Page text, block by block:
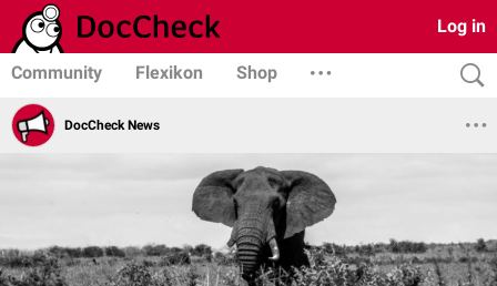
Log in
Community Flexikon Shop
DocCheck News